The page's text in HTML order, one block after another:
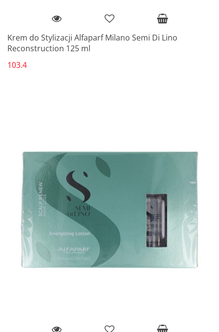
Krem do Stylizacji Alfaparf Milano Semi Di Lino
Reconstruction 125 ml
103.4